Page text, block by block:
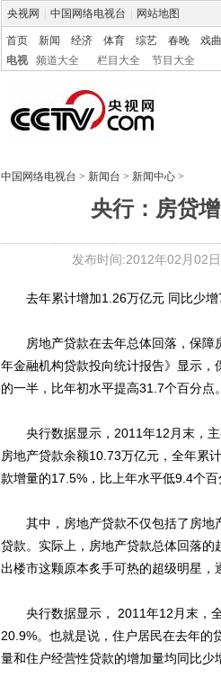
央视网 中国网络电视台 网站地图
首页 新闻 经济 体育 综艺 春晚 戏曲
电视
频道大全 栏目大全 节目大全
中国网络电视台 > 新闻台 > 新闻中心 >
央行：房贷
发布时间:2012年02月02
去年累计增加1.26万亿元 同比少增
房地产贷款在去年总体回落，保障
年金融机构贷款投向统计报告》显示
的一半，比年初水平提高31.7个百分点。
央行数据显示，2011年12月末，主
房地产贷款余额10.73万亿元，全年累
款增量的17.5%，比上年水平低9.4个百
其中，房地产贷款不仅包括了房地
贷款。实际上，房地产贷款总体回落的
出楼市这颗原本炙手可热的超级明星，
央行数据显示， 2011年12月末，全
20.9%。也就是说，住户居民在去年的
量和住户经营性贷款的增加量均同比少